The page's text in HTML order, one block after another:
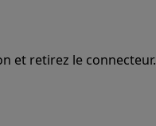
et retirez le connecteur.